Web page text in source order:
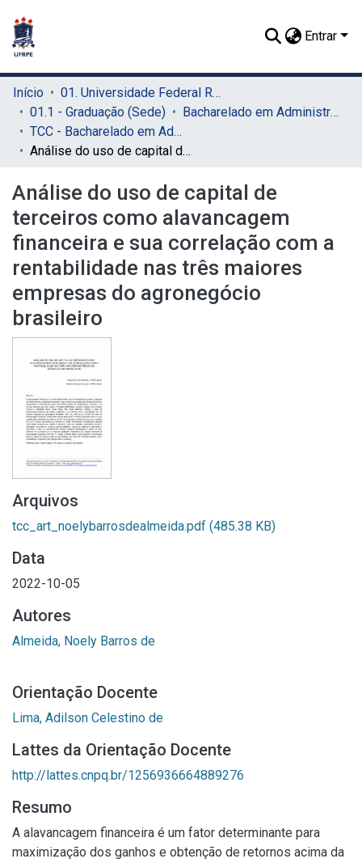
Entrar
Início
01. Universidade Federal Rural de Pernambuco - UFRPE (Sede)
01.1 - Graduação (Sede)
Bacharelado em Administração (Sede)
TCC - Bacharelado em Administração (Sede)
Análise do uso de capital de terceiros como alavancagem financeira e sua correlação com a rentabilidade nas três maiores empresas do agronegócio brasileiro
Análise do uso de capital de
terceiros como alavancagem
financeira e sua correlação com a
rentabilidade nas três maiores
empresas do agronegócio
brasileiro
Arquivos
tcc_art_noelybarrosdealmeida.pdf (485.38 KB)
Data
2022-10-05
Autores
Almeida, Noely Barros de
Orientação Docente
Lima, Adilson Celestino de
Lattes da Orientação Docente
http://lattes.cnpq.br/1256936664889276
Resumo
A alavancagem financeira é um fator determinante para
maximização dos ganhos e obtenção de retornos acima da